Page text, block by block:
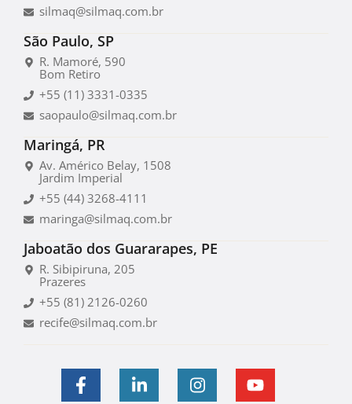
silmaq@silmaq.com.br
São Paulo, SP
R. Mamoré, 590
Bom Retiro
+55 (11) 3331-0335
saopaulo@silmaq.com.br
Maringá, PR
Av. Américo Belay, 1508
Jardim Imperial
+55 (44) 3268-4111
maringa@silmaq.com.br
Jaboatão dos Guararapes, PE
R. Sibipiruna, 205
Prazeres
+55 (81) 2126-0260
recife@silmaq.com.br